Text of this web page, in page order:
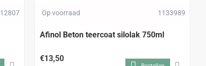
12807 Op voorraad 1133989
Afinol Beton teercoat silolak 750ml
€13,50